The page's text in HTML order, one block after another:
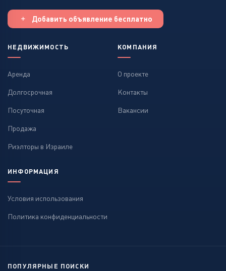
Добавить объявление бесплатно
НЕДВИЖИМОСТЬ
Аренда
Долгосрочная
Посуточная
Продажа
Риэлторы в Израиле
КОМПАНИЯ
О проекте
Контакты
Вакансии
ИНФОРМАЦИЯ
Условия использования
Политика конфиденциальности
ПОПУЛЯРНЫЕ ПОИСКИ